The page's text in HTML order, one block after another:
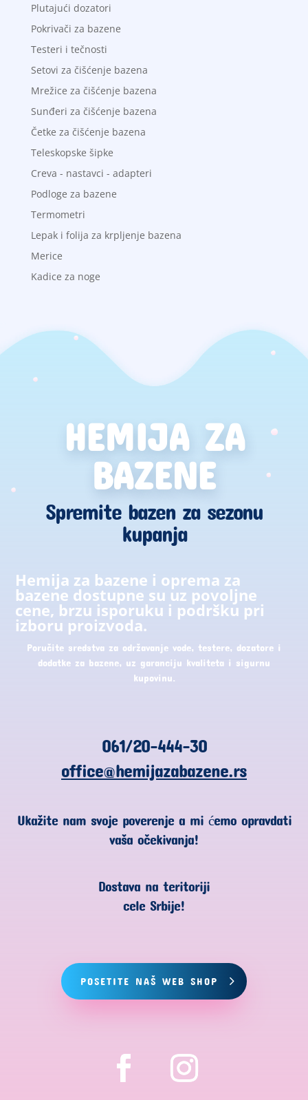
Plutajući dozatori
Pokrivači za bazene
Testeri i tečnosti
Setovi za čišćenje bazena
Mrežice za čišćenje bazena
Sunđeri za čišćenje bazena
Četke za čišćenje bazena
Teleskopske šipke
Creva - nastavci - adapteri
Podloge za bazene
Termometri
Lepak i folija za krpljenje bazena
Merice
Kadice za noge
HEMIJA ZA
BAZENE
Spremite bazen za sezonu
kupanja
Hemija za bazene i oprema za
bazene dostupne su uz povoljne
cene, brzu isporuku i podršku pri
izboru proizvoda.
Poručite sredstva za održavanje vode, testere, dozatore i
dodatke za bazene, uz garanciju kvaliteta i sigurnu
kupovinu.
061/20-444-30
office@hemijazabazene.rs
Ukažite nam svoje poverenje a mi ćemo opravdati
vaša očekivanja!
Dostava na teritoriji
cele Srbije!
POSETITE NAŠ WEB SHOP